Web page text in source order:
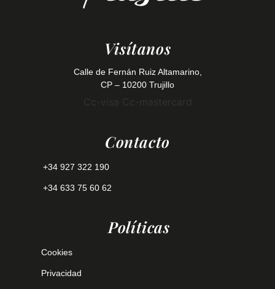
Visítanos
Calle de Fernán Ruiz Altamarino,
CP – 10200 Trujillo
Cc-visa Cc-mastercard
Contacto
+34 927 322 190
+34 633 75 60 62
Políticas
Cookies
Privacidad